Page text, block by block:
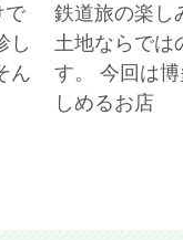
で
し
ん
鉄道旅の楽し
土地ならでは
す。 今回は
しめるお店